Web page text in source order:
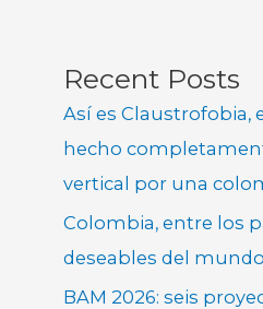
Recent Posts
Así es
hecho
vertical por una
Colombia, entre los
deseables del
BAM 2026: seis